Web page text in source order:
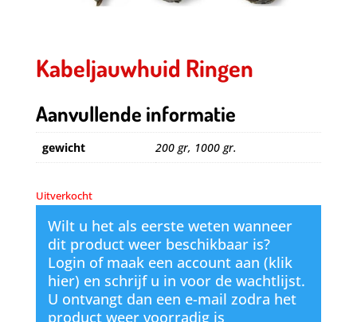
Kabeljauwhuid Ringen
Aanvullende informatie
gewicht 200 gr, 1000 gr.
Uitverkocht
Wilt u het als eerste weten wanneer
dit product weer beschikbaar is?
Login of maak een account aan (klik
hier) en schrijf u in voor de wachtlijst.
U ontvangt dan een e-mail zodra het
product weer voorradig is